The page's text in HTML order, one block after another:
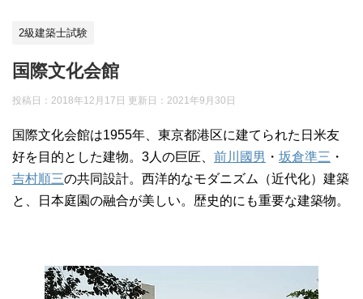
2級建築士試験
国際文化会館
投稿日：2018年12月17日 更新日： 2021年9月30日
国際文化会館は1955年、東京都港区に建てられた日米友
好を目的とした建物。3人の巨匠、 前川國男 ・ 坂倉準三 ・
吉村順三の共同設計。西洋的なモダニズム（近代化）建築
と、日本庭園の融合が美しい。歴史的にも重要な建築物。